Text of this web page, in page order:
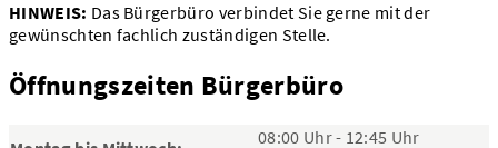
HINWEIS: Das Bürgerbüro verbindet Sie gerne mit der
gewünschten fachlich zuständigen Stelle.
Öffnungszeiten Bürgerbüro
08:00 Uhr - 12:45 Uhr